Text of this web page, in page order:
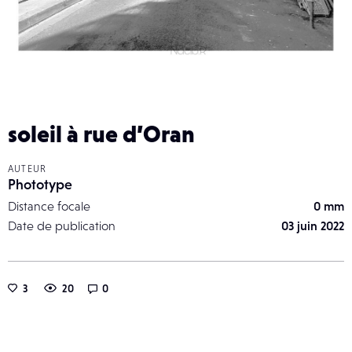
soleil à rue d’Oran
AUTEUR
Phototype
Distance focale
0 mm
Date de publication
03 juin 2022
3 20 0